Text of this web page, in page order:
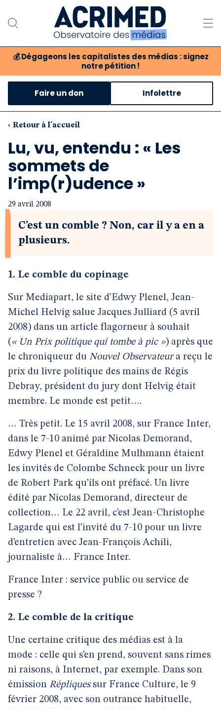
💰 Dégageons les capitalistes des médias : signez
notre pétition !
Notre association
Notre critique des médias
Nos propositions
Notre revue
Boutique
Faire un don Infolettre
‹ Retour à l'accueil
Lu, vu, entendu : « Les
sommets de
l’imp(r)udence »
29 avril 2008
C’est un comble ? Non, car il y a en a
plusieurs.
1. Le comble du copinage
Sur Mediapart, le site d’Edwy Plenel, Jean-
Michel Helvig salue Jacques Julliard (5 avril
2008) dans un article flagorneur à souhait
( « Un Prix politique qui tombe à pic ») après que
le chroniqueur du Nouvel Observateura reçu le
prix du livre politique des mains de Régis
Debray, président du jury dont Helvig était
membre. Le monde est petit….
… Très petit. Le 15 avril 2008, sur France Inter,
dans le 7-10 animé par Nicolas Demorand,
Edwy Plenel et Géraldine Mulhmann étaient
les invités de Colombe Schneck pour un livre
de Robert Park qu’ils ont préfacé. Un livre
édité par Nicolas Demorand, directeur de
collection… Le 22 avril, c’est Jean-Christophe
Lagarde qui est l’invité du 7-10 pour un livre
d’entretien avec Jean-François Achili,
journaliste à… France Inter.
France Inter : service public ou service de
presse ?
2. Le comble de la critique
Une certaine critique des médias est à la
mode : celle qui s’en prend, souvent sans rimes
ni raisons, à Internet, par exemple. Dans son
émission Répliquessur France Culture, le 9
février 2008, avec son outrance habituelle,